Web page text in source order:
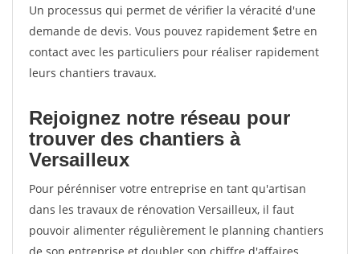
Un processus qui permet de vérifier la véracité d'une
demande de devis. Vous pouvez rapidement $etre en
contact avec les particuliers pour réaliser rapidement
leurs chantiers travaux.
Rejoignez notre réseau pour
trouver des chantiers à
Versailleux
Pour pérénniser votre entreprise en tant qu'artisan
dans les travaux de rénovation Versailleux, il faut
pouvoir alimenter régulièrement le planning chantiers